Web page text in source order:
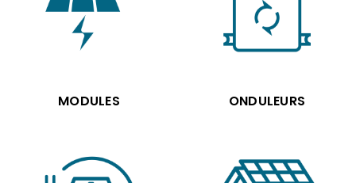
MODULES ONDULEURS